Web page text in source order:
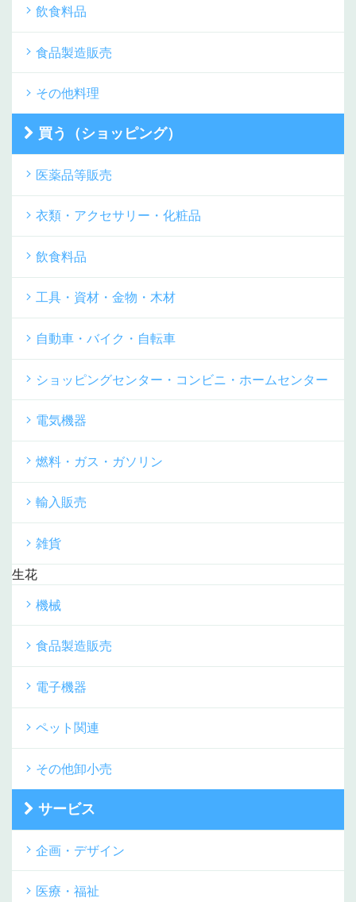
飲食料品
食品製造販売
その他料理
買う（ショッピング）
医薬品等販売
衣類・アクセサリー・化粧品
飲食料品
工具・資材・金物・木材
自動車・バイク・自転車
ショッピングセンター・コンビニ・ホームセンター
電気機器
燃料・ガス・ガソリン
輸入販売
雑貨
生花
機械
食品製造販売
電子機器
ペット関連
その他卸小売
サービス
企画・デザイン
医療・福祉